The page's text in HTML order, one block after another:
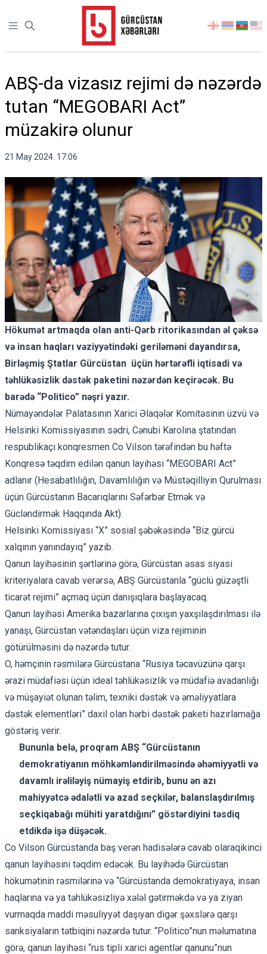
Open sidebar
აირჩიეთ
ABŞ-da vizasız rejimi də nəzərdə
tutan “MEGOBARI Act”
müzakirə olunur
21 May 2024. 17:06
Hökumət artmaqda olan anti-Qərb ritorikasından əl çəksə
və insan haqları vəziyyətindəki geriləməni dayandırsa,
Birləşmiş Ştatlar Gürcüstan üçün hərtərəfli iqtisadi və
təhlükəsizlik dəstək paketini nəzərdən keçirəcək. Bu
barədə “Politico” nəşri yazır.
Nümayəndələr Palatasının Xarici Əlaqələr Komitəsinin üzvü və
Helsinki Komissiyasının sədri, Cənubi Karolina ştatından
respublikaçı konqresmen Co Vilson tərəfindən bu həftə
Konqresə təqdim edilən qanun layihəsi “MEGOBARI Act”
adlanır (Hesabatlılığın, Davamlılığın və Müstəqilliyin Qurulması
üçün Gürcüstanın Bacarıqlarını Səfərbər Etmək və
Gücləndirmək Haqqında Akt).
Helsinki Komissiyası “X” sosial şəbəkəsində “Biz gürcü
xalqının yanındayıq” yazıb.
Qanun layihəsinin şərtlərinə görə, Gürcüstan əsas siyasi
kriteriyalara cavab verərsə, ABŞ Gürcüstanla “güclü güzəştli
ticarət rejimi” açmaq üçün danışıqlara başlayacaq.
Qanun layihəsi Amerika bazarlarına çıxışın yaxşılaşdırılması ilə
yanaşı, Gürcüstan vətəndaşları üçün viza rejiminin
götürülməsini də nəzərdə tutur.
O, həmçinin rəsmilərə Gürcüstana “Rusiya təcavüzünə qarşı
ərazi müdafiəsi üçün ideal təhlükəsizlik və müdafiə avadanlığı
və müşayiət olunan təlim, texniki dəstək və əməliyyatlara
dəstək elementləri” daxil olan hərbi dəstək paketi hazırlamağa
göstəriş verir.
Bununla belə, proqram ABŞ “Gürcüstanın
demokratiyanın möhkəmləndirilməsində əhəmiyyətli və
davamlı irəliləyiş nümayiş etdirib, bunu ən azı
mahiyyətcə ədalətli və azad seçkilər, balanslaşdırılmış
seçkiqabağı mühiti yaratdığını” göstərdiyini təsdiq
etdikdə işə düşəcək.
Co Vilson Gürcüstanda baş verən hadisələrə cavab olaraqikinci
qanun layihəsini təqdim edəcək. Bu layihədə Gürcüstan
hökumətinin rəsmilərinə və “Gürcüstanda demokratiyaya, insan
haqlarına və ya təhlükəsizliyə xələl gətirməkdə və ya ziyan
vurmaqda maddi məsuliyyət daşıyan digər şəxslərə qarşı
sanksiyaların tətbiqini nəzərdə tutur. “Politico”nun məlumatına
görə, qanun layihəsi “rus tipli xarici agentlər qanunu”nun